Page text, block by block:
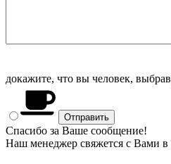
докажите, что вы человек, выбрав
Спасибо за Ваше сообщение!
Наш менеджер свяжется с Вами